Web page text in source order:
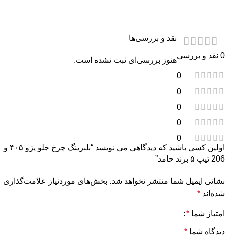
0 نقد و بررسی
0
0
0
0
0
نقد و بررسی‌ها
هنوز بررسی‌ای ثبت نشده است.
اولین کسی باشید که دیدگاهی می نویسد “بلبرینگ چرخ جلو پژو ۴۰۵ و
206 تیپ ۵ برند حامد”
نشانی ایمیل شما منتشر نخواهد شد. بخش‌های موردنیاز علامت‌گذاری
شده‌اند *
امتیاز شما *
دیدگاه شما *